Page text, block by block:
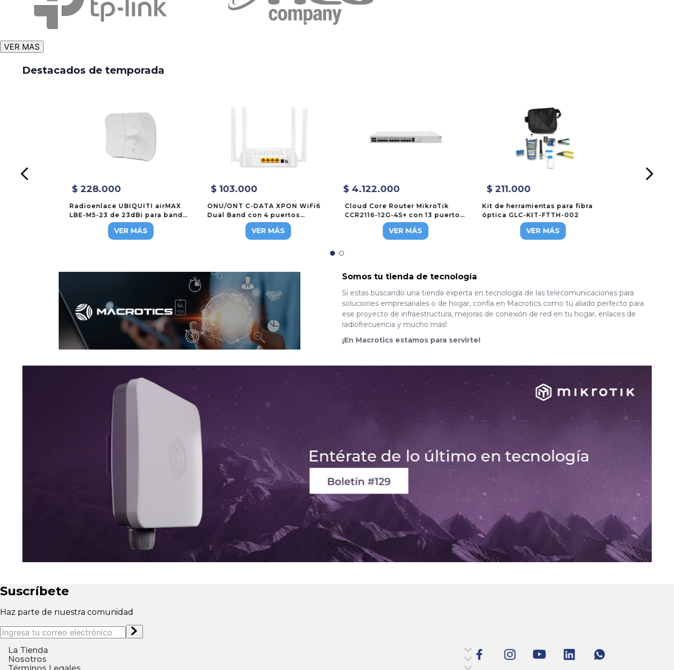
VER MAS
Destacados de temporada
$ 228.000
Radioenlace UBIQUITI airMAX
LBE-M5-23 de 23dBi para banda
VER MÁS
$ 103.000
ONU/ONT C-DATA XPON WiFi6
Dual Band con 4 puertos
Gigabit, FD514GS1-R550
VER MÁS
$ 4.122.000
Cloud Core Router MikroTik
CCR2116-12G-4S+ con 13 puertos
gigabit ethernet y 4 puertos
VER MÁS
$ 211.000
Kit de herramientas para fibra
óptica GLC-KIT-FTTH-002
VER MÁS
Somos tu tienda de tecnología
Si estas buscando una tienda experta en tecnología de las telecomunicaciones para
soluciones empresariales o de hogar, confía en Macrotics como tu aliado perfecto para
ese proyecto de infraestructura, mejoras de conexión de red en tu hogar, enlaces de
radiofrecuencia y mucho más!
¡En Macrotics estamos para servirte!
Suscríbete
Haz parte de nuestra comunidad
La Tienda
¿Quiénes somos?
Nosotros